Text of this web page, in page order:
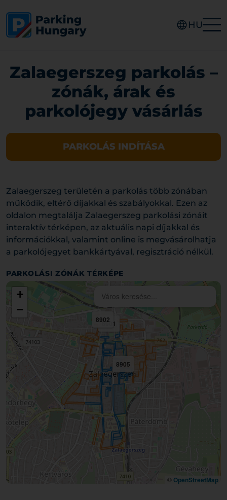
HU
Zalaegerszeg parkolás –
zónák, árak és
parkolójegy vásárlás
PARKOLÁS INDÍTÁSA
Zalaegerszeg területén a parkolás több zónában
működik, eltérő díjakkal és szabályokkal. Ezen az
oldalon megtalálja Zalaegerszeg parkolási zónáit
interaktív térképen, az aktuális napi díjakkal és
információkkal, valamint online is megvásárolhatja
a parkolójegyet bankkártyával, regisztráció nélkül.
PARKOLÁSI ZÓNÁK TÉRKÉPE
8901
8902
8905
+
−
© OpenStreetMap